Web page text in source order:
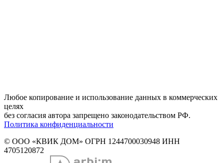
Любое копирование и использование данных в коммерческих
целях
без согласия автора запрещено законодательством РФ.
Политика конфиденциальности
© ООО «КВИК ДОМ» ОГРН 1244700030948 ИНН
4705120872